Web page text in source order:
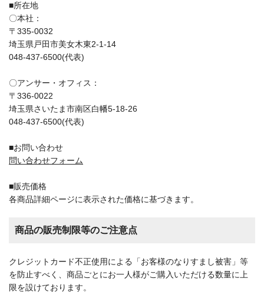
■所在地
〇本社：
〒335-0032
埼玉県戸田市美女木東2-1-14
048-437-6500(代表)
〇アンサー・オフィス：
〒336-0022
埼玉県さいたま市南区白幡5-18-26
048-437-6500(代表)
■お問い合わせ
問い合わせフォーム
■販売価格
各商品詳細ページに表示された価格に基づきます。
商品の販売制限等のご注意点
クレジットカード不正使用による「お客様のなりすまし被害」等
を防止すべく、商品ごとにお一人様がご購入いただける数量に上
限を設けております。